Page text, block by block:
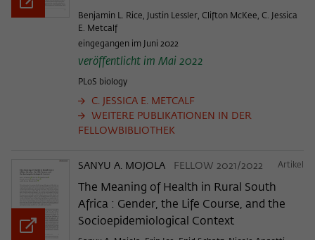
Benjamin L. Rice, Justin Lessler, Clifton McKee, C. Jessica
E. Metcalf
eingegangen im Juni 2022
veröffentlicht im Mai 2022
PLoS biology
C. JESSICA E. METCALF
WEITERE PUBLIKATIONEN IN DER
FELLOWBIBLIOTHEK
SANYU A. MOJOLA FELLOW 2021/2022 Artikel
The Meaning of Health in Rural South
Africa : Gender, the Life Course, and the
Socioepidemiological Context